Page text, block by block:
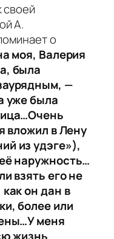
своей
А.
о
моя, Валерия
была
—
уже была
вложил в Лену
из удэге»),
наружность…
взять его не
он дан в
более или
меня
жизнь